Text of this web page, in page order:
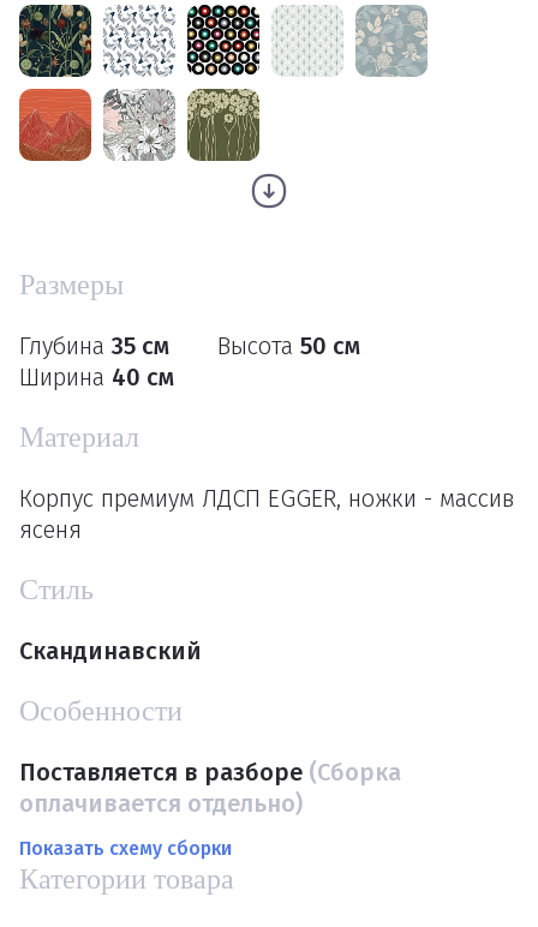
Размеры
Глубина 35 см Высота 50 см
Ширина 40 см
Материал
Корпус премиум ЛДСП EGGER, ножки - массив
ясеня
Стиль
Скандинавский
Особенности
Поставляется в разборе (Сборка
оплачивается отдельно)
Показать схему сборки
Категории товара